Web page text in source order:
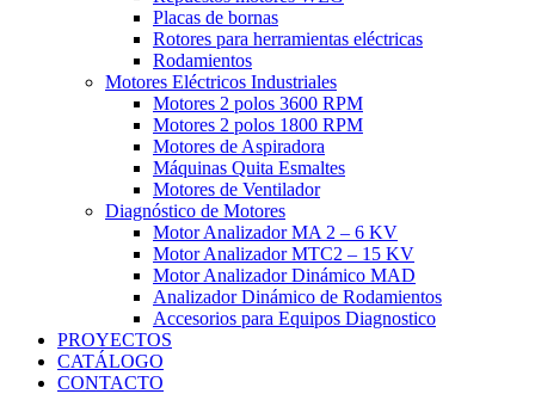
Placas de bornas
Rotores para herramientas eléctricas
Rodamientos
Motores Eléctricos Industriales
Motores 2 polos 3600 RPM
Motores 2 polos 1800 RPM
Motores de Aspiradora
Máquinas Quita Esmaltes
Motores de Ventilador
Diagnóstico de Motores
Motor Analizador MA 2 – 6 KV
Motor Analizador MTC2 – 15 KV
Motor Analizador Dinámico MAD
Analizador Dinámico de Rodamientos
Accesorios para Equipos Diagnostico
PROYECTOS
CATÁLOGO
CONTACTO